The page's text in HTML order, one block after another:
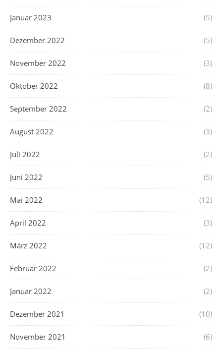
Januar 2023 (5)
Dezember 2022 (5)
November 2022 (3)
Oktober 2022 (8)
September 2022 (2)
August 2022 (3)
Juli 2022 (2)
Juni 2022 (5)
Mai 2022 (12)
April 2022 (3)
März 2022 (12)
Februar 2022 (2)
Januar 2022 (2)
Dezember 2021 (10)
November 2021 (6)